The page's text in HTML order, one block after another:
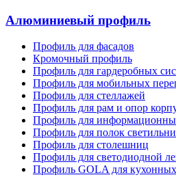
Алюминиевый профиль
Профиль для фасадов
Кромочный профиль
Профиль для гардеробных
Профиль для мобильных
Профиль для стеллажей
Профиль для рам и опор
Профиль для
Профиль для полок
Профиль для столешниц
Профиль для светодиодной
Профиль GOLA для кухонных